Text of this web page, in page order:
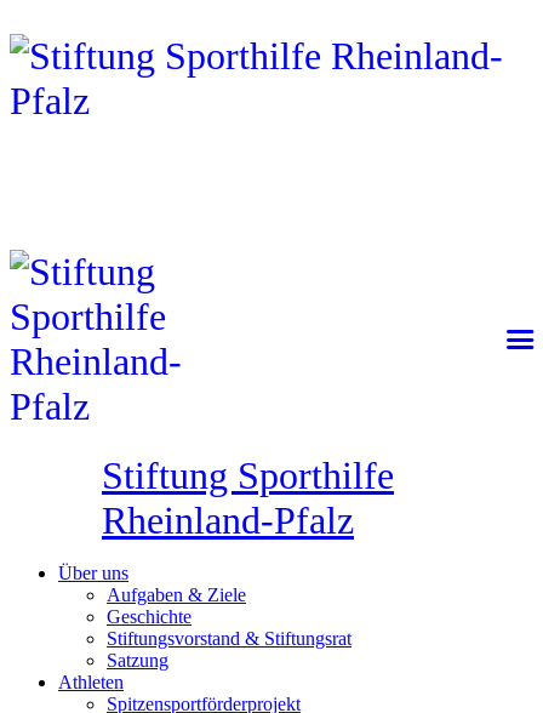
Stiftung Sporthilfe
Rheinland-Pfalz
Über uns
Aufgaben & Ziele
Geschichte
Stiftungsvorstand & Stiftungsrat
Satzung
Athleten
Spitzensportförderprojekt